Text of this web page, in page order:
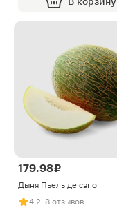
179.98 ₽
Дыня Пьель де сапо
4.2· 8 отзывов